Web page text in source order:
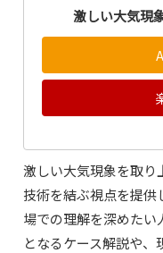
激しい大気現
激しい大気現象を取り
技術を結ぶ視点を提供
場での理解を深めた
となるケース解説や